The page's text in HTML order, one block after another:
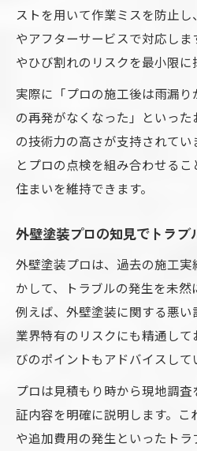
ストを用いて作業ミスを防止
やアフターサービスで対応しま
やひび割れのリスクを最小限に
実際に「プロの施工後は雨漏
の再発がなくなった」といっ
の技術力の高さが支持されて
とプロの点検を組み合わせる
住まいを維持できます。
外壁塗装プロの知見でトラブ
外壁塗装プロは、過去の施工
かして、トラブルの発生を未然
例えば、外壁塗装に関する悪い
業界特有のリスクにも精通し
びのポイントもアドバイスして
プロは見積もり時から現地調
証内容を明確に説明します。こ
や追加費用の発生といったト